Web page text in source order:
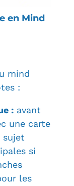
en Mind
mind
:
:avant
une carte
sujet
si
les